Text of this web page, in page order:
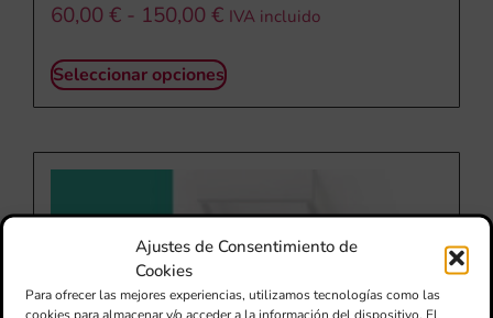
Ajustes de Consentimiento de
Cookies
Para ofrecer las mejores experiencias, utilizamos tecnologías como las
cookies para almacenar y/o acceder a la información del dispositivo. El
60,00 € - 150,00 € IVA incluido
Seleccionar opciones